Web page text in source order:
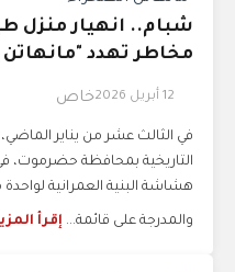
شبام.. انهيار منزل
مخاطر تهدد
12 أبريل 2026 خاص
في الثالث عشر من يناير
التاريخية بمحافظة حضرموت،
هشاشة البنية العمرانية لواحدة
والمدرجة على قائمة... إقرأ